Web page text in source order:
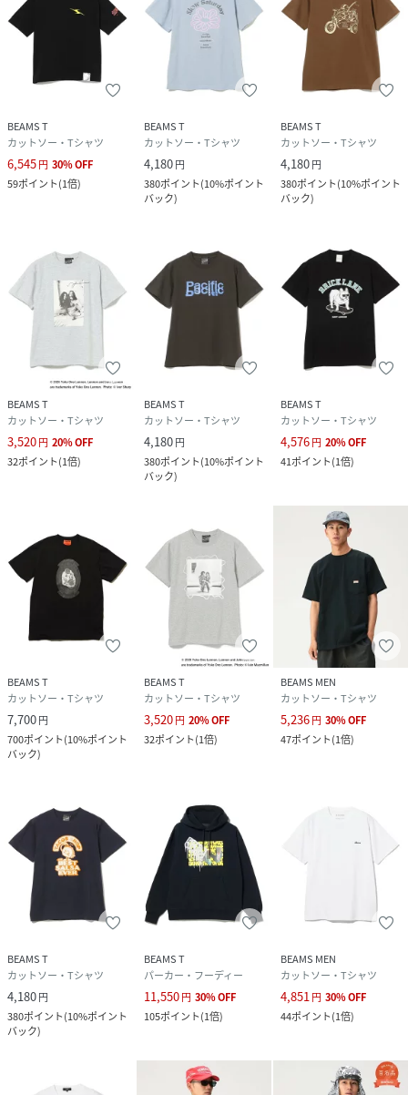
BEAMS T
カットソー・Tシャツ
6,545円 30%OFF
59ポイント(1倍)
BEAMS T
カットソー・Tシャツ
4,180円
380ポイント(10%ポイント
バック)
BEAMS T
カットソー・Tシャツ
4,180円
380ポイント(10%ポイント
バック)
BEAMS T
カットソー・Tシャツ
3,520円 20%OFF
32ポイント(1倍)
BEAMS T
カットソー・Tシャツ
4,180円
380ポイント(10%ポイント
バック)
BEAMS T
カットソー・Tシャツ
4,576円 20%OFF
41ポイント(1倍)
BEAMS T
カットソー・Tシャツ
7,700円
700ポイント(10%ポイント
バック)
BEAMS T
カットソー・Tシャツ
3,520円 20%OFF
32ポイント(1倍)
BEAMS MEN
カットソー・Tシャツ
5,236円 30%OFF
47ポイント(1倍)
BEAMS T
カットソー・Tシャツ
4,180円
380ポイント(10%ポイント
バック)
BEAMS T
パーカー・フーディー
11,550円 30%OFF
105ポイント(1倍)
BEAMS MEN
カットソー・Tシャツ
4,851円 30%OFF
44ポイント(1倍)